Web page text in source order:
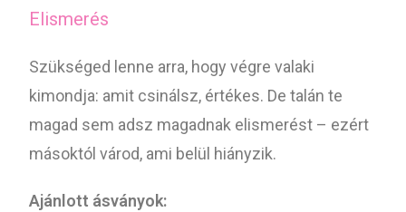
Elismerés
Szükséged lenne arra, hogy végre valaki
kimondja: amit csinálsz, értékes. De talán te
magad sem adsz magadnak elismerést – ezért
másoktól várod, ami belül hiányzik.
Ajánlott ásványok: